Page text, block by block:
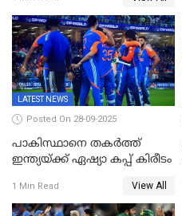
LATEST NEWS
Posted On 28-09-2025
പാകിസ്ഥാനെ തകർത്ത്
ഇന്ത്യയ്ക്ക് ഏഷ്യാ കപ്പ് കിരീടം
1 Min Read View All